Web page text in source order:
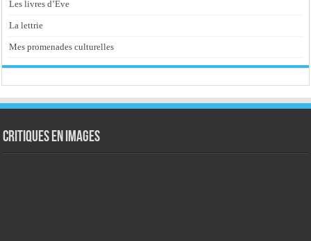
Les livres d’Eve
La lettrie
Mes promenades culturelles
Critiques en images